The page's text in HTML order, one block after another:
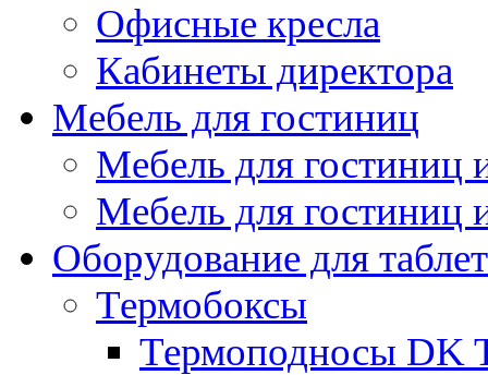
Офисные кресла
Кабинеты директора
Мебель для гостиниц
Мебель для
Мебель для гостиниц
Оборудование для
Термобоксы
Термоподносы DK